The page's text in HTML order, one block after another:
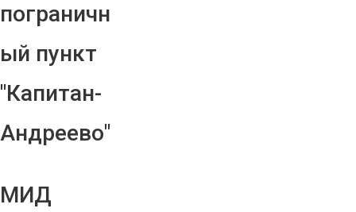
пограничн
ый пункт
"Капитан-
Андреево"
МИД